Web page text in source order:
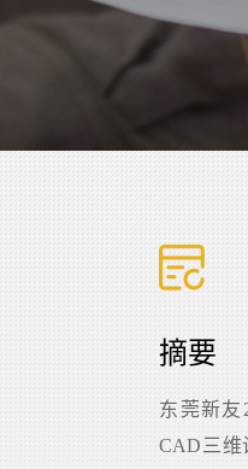
摘要
东莞新友
CAD三维